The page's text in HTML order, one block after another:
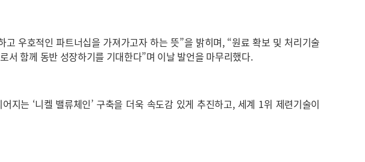
우호적인 파트너십을 가져가고자 하는 뜻”을 밝히며, “원료 확보 및 처리기술
서 함께 동반 성장하기를 기대한다”며 이날 발언을 마무리했다.
는 ‘니켈 밸류체인’ 구축을 더욱 속도감 있게 추진하고, 세계 1위 제련기술이